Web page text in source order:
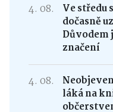
4. 08.
Ve středu
dočasně
Důvodem
značení
4. 08.
láká na